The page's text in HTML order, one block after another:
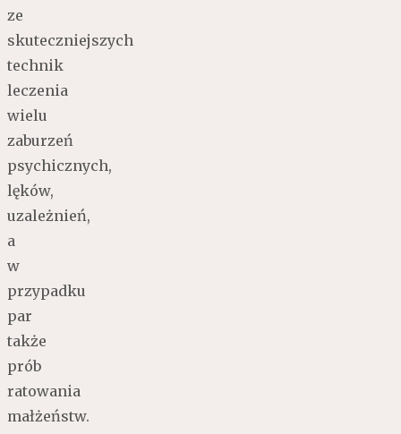
ze
skuteczniejszych
technik
leczenia
wielu
zaburzeń
psychicznych,
lęków,
uzależnień,
a
w
przypadku
par
także
prób
ratowania
małżeństw.